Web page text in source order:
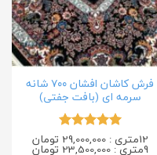
فرش کاشان افشان ۷۰۰ شانه
سرمه ای (بافت جفتی)
امتیاز5از
5
12متری : 29,000,000 تومان
9متری : 23,500,000 تومان